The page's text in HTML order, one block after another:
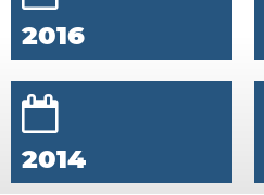
2016
2014